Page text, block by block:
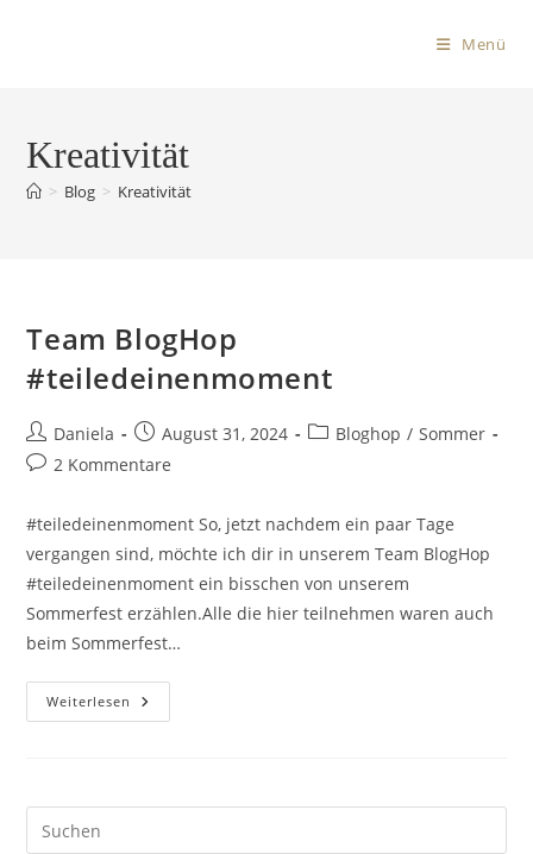
Menü
Kreativität
> Blog > Kreativität
Team BlogHop
#teiledeinenmoment
Daniela August 31, 2024 Bloghop / Sommer
2 Kommentare
#teiledeinenmoment So, jetzt nachdem ein paar Tage
vergangen sind, möchte ich dir in unserem Team BlogHop
#teiledeinenmoment ein bisschen von unserem
Sommerfest erzählen.Alle die hier teilnehmen waren auch
beim Sommerfest…
Weiterlesen